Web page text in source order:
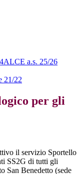
a.s. 25/26
21/22
per gli
il servizio Sportello
SS2G di tutti gli
San Benedetto (sede